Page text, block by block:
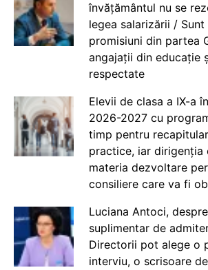
învățământul nu se
legea salarizării /
promisiuni din partea
angajații din educație
respectate
Elevii de clasa a IX-a
2026-2027 cu
timp pentru
practice, iar dirigenția
materia dezvoltare
consiliere care va fi
Luciana Antoci,
suplimentar de
Directorii pot alege o
interviu, o scrisoare